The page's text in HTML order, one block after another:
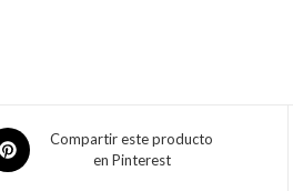
Compartir este producto
en Pinterest